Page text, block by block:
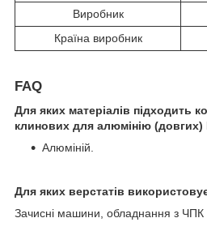
Виробник
Країна виробник
FAQ
Для яких матеріалів підходить
клинових для алюмінію (довгих)
Алюміній.
Для яких верстатів
Зачисні машини, обладнання з ЧПК